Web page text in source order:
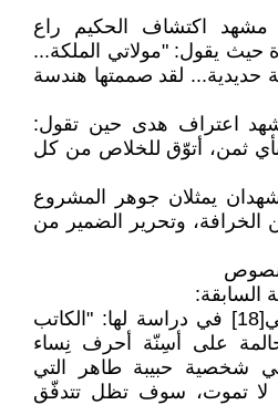
مشهد اكتشاف الحكيم راع
حيث يقول: "مولاتي الملكة...
لقد صممتها هندسة
اعتراف هدى حين تقول:
ثمن، أتوّق للخلاص من كل
يمثلان جوهر المشروع
الخرافة، وتحرير الضمير من
السابقة:
كما أشارت د. فايزة حلمي[18] في دراسة لها: "الكاتب
على أسِنّة أحرف نِساء
شخصية حبيبة طاهر التي
لا تموت، سوف تظل تتدفّق